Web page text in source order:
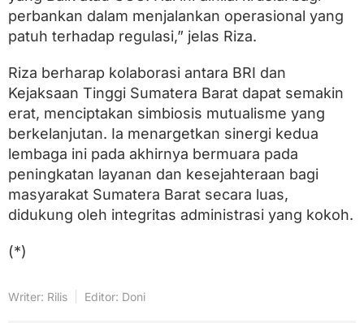
perbankan dalam menjalankan operasional yang
patuh terhadap regulasi,” jelas Riza.
Riza berharap kolaborasi antara BRI dan
Kejaksaan Tinggi Sumatera Barat dapat semakin
erat, menciptakan simbiosis mutualisme yang
berkelanjutan. Ia menargetkan sinergi kedua
lembaga ini pada akhirnya bermuara pada
peningkatan layanan dan kesejahteraan bagi
masyarakat Sumatera Barat secara luas,
didukung oleh integritas administrasi yang kokoh.
(*)
Writer: Rilis Editor: Doni